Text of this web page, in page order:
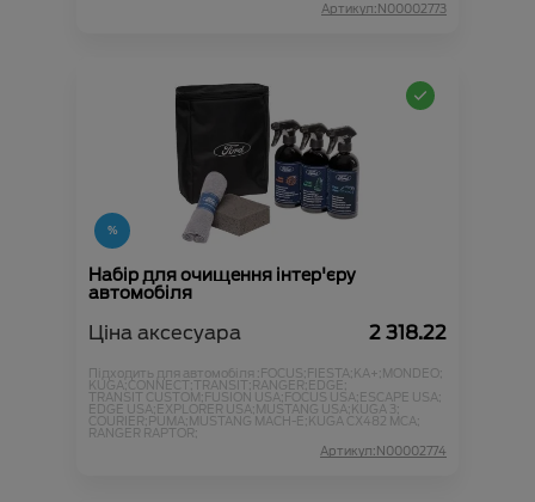
Артикул:N00002773
Набір для очищення інтер'єру
автомобіля
Ціна аксесуара 2 318.22
Підходить для автомобіля :FOCUS;FIESTA;KA+;MONDEO;
KUGA;CONNECT;TRANSIT;RANGER;EDGE;
TRANSIT CUSTOM;FUSION USA;FOCUS USA;ESCAPE USA;
EDGE USA;EXPLORER USA;MUSTANG USA;KUGA 3;
COURIER;PUMA;MUSTANG MACH-E;KUGA CX482 MCA;
RANGER RAPTOR;
Артикул:N00002774